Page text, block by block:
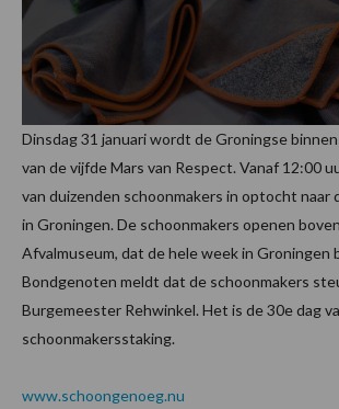
Dinsdag 31 januari wordt de Groningse
van de vijfde Mars van Respect. Vanaf 12:00
van duizenden schoonmakers in optocht naar
in Groningen. De schoonmakers openen
Afvalmuseum, dat de hele week in Groningen
Bondgenoten meldt dat de schoonmakers
Burgemeester Rehwinkel. Het is de 30e dag
schoonmakersstaking.
www.schoongenoeg.nu